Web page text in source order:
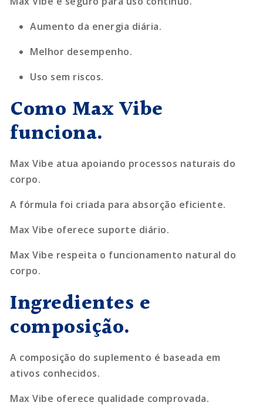
Aumento da energia diária.
Melhor desempenho.
Uso sem riscos.
Como Max Vibe
funciona.
Max Vibe atua apoiando processos naturais do
corpo.
A fórmula foi criada para absorção eficiente.
Max Vibe oferece suporte diário.
Max Vibe respeita o funcionamento natural do
corpo.
Ingredientes e
composição.
A composição do suplemento é baseada em
ativos conhecidos.
Max Vibe oferece qualidade comprovada.